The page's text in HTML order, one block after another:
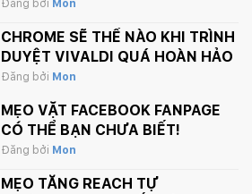
Đăng bởi Mon
CHROME SẼ THẾ NÀO KHI TRÌNH
DUYỆT VIVALDI QUÁ HOÀN HẢO
Đăng bởi Mon
MẸO VẶT FACEBOOK FANPAGE
CÓ THỂ BẠN CHƯA BIẾT!
Đăng bởi Mon
MẸO TĂNG REACH TỰ